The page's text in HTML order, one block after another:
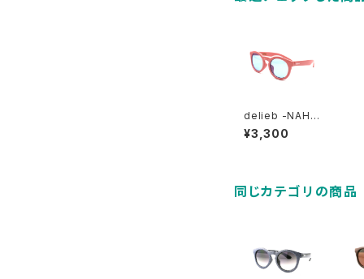
delieb -NAHA
NNI PastelPin
k/LightBlue
¥3,300
同じカテゴリの商品